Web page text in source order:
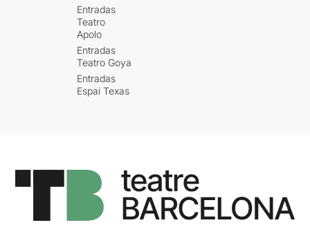
Entradas
Teatro
Apolo
Entradas
Teatro Goya
Entradas
Espai Texas